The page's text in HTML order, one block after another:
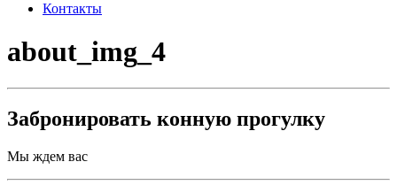
Контакты
about_img_4
Забронировать конную прогулку
Мы ждем вас